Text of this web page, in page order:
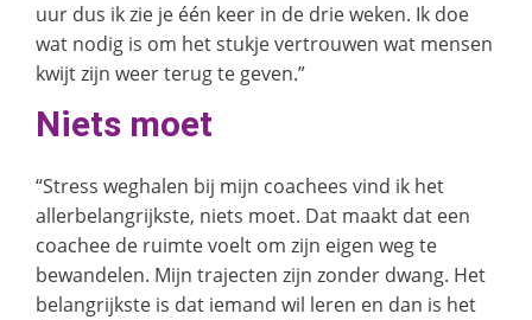
uur dus ik zie je één keer in de drie weken. Ik doe
wat nodig is om het stukje vertrouwen wat mensen
kwijt zijn weer terug te geven.”
Niets moet
“Stress weghalen bij mijn coachees vind ik het
allerbelangrijkste, niets moet. Dat maakt dat een
coachee de ruimte voelt om zijn eigen weg te
bewandelen. Mijn trajecten zijn zonder dwang. Het
belangrijkste is dat iemand wil leren en dan is het